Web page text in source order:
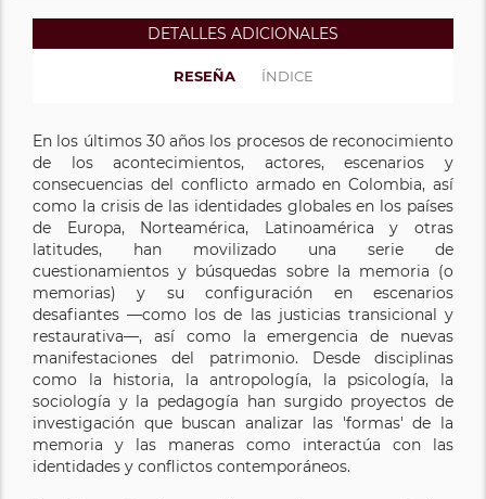
DETALLES ADICIONALES
RESEÑA ÍNDICE
En los últimos 30 años los procesos de reconocimiento
de los acontecimientos, actores, escenarios y
consecuencias del conflicto armado en Colombia, así
como la crisis de las identidades globales en los países
de Europa, Norteamérica, Latinoamérica y otras
latitudes, han movilizado una serie de
cuestionamientos y búsquedas sobre la memoria (o
memorias) y su configuración en escenarios
desafiantes —como los de las justicias transicional y
restaurativa—, así como la emergencia de nuevas
manifestaciones del patrimonio. Desde disciplinas
como la historia, la antropología, la psicología, la
sociología y la pedagogía han surgido proyectos de
investigación que buscan analizar las 'formas' de la
memoria y las maneras como interactúa con las
identidades y conflictos contemporáneos.